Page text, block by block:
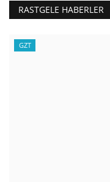
RASTGELE HABERLER
GZT